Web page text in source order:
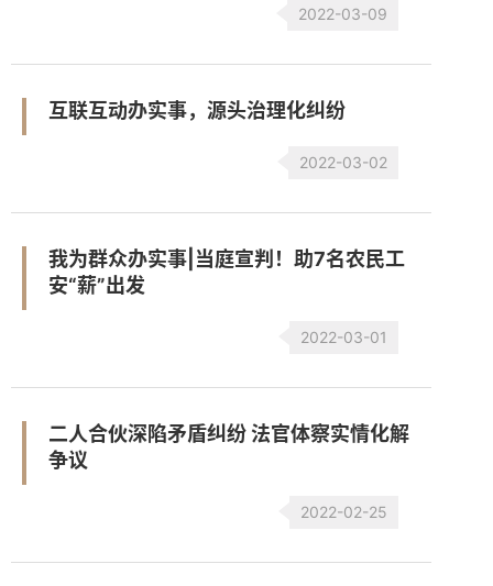
2022-03-09
互联互动办实事，源头治理化纠纷
2022-03-02
我为群众办实事|当庭宣判！助7名农民工
安“薪”出发
2022-03-01
二人合伙深陷矛盾纠纷 法官体察实情化解
争议
2022-02-25